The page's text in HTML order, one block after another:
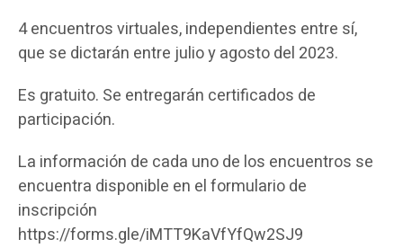
4 encuentros virtuales, independientes entre sí,
que se dictarán entre julio y agosto del 2023.
Es gratuito. Se entregarán certificados de
participación.
La información de cada uno de los encuentros se
encuentra disponible en el formulario de
inscripción
https://forms.gle/iMTT9KaVfYfQw2SJ9